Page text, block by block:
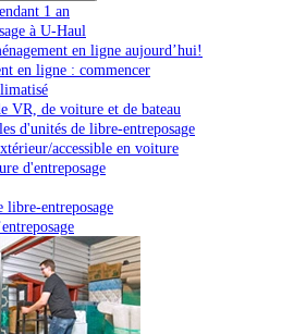
1 an
à U-Haul
en ligne aujourd’hui!
en ligne : commencer
VR, de voiture et de bateau
d'unités de libre-entreposage
accessible en voiture
d'entreposage
libre-entreposage